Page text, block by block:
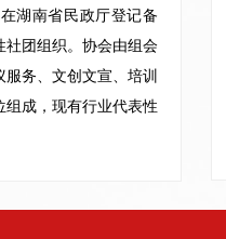
湖南省民政厅登记备
社团组织。协会由组会
务、文创文宣、培训
成，现有行业代表性